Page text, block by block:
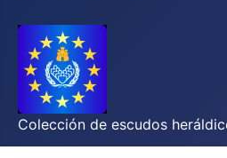
Colección de escudos